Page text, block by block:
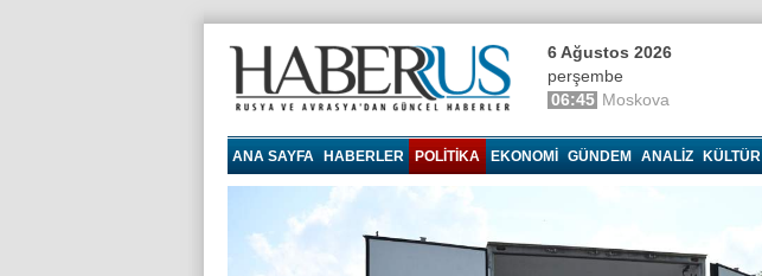
6 Ağustos 2026
perşembe
06:45 Moskova
ANA SAYFA HABERLER POLITIKA EKONOMI GÜNDEM ANALIZ KÜLTÜR